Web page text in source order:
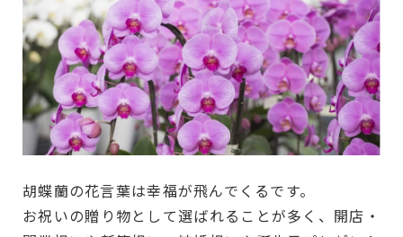
胡蝶蘭の花言葉は幸福が飛んでくるです。
お祝いの贈り物として選ばれることが多く、開店・